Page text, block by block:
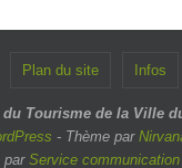
Plan du site Infos
Tourisme de la Ville
- Thème par
par Service